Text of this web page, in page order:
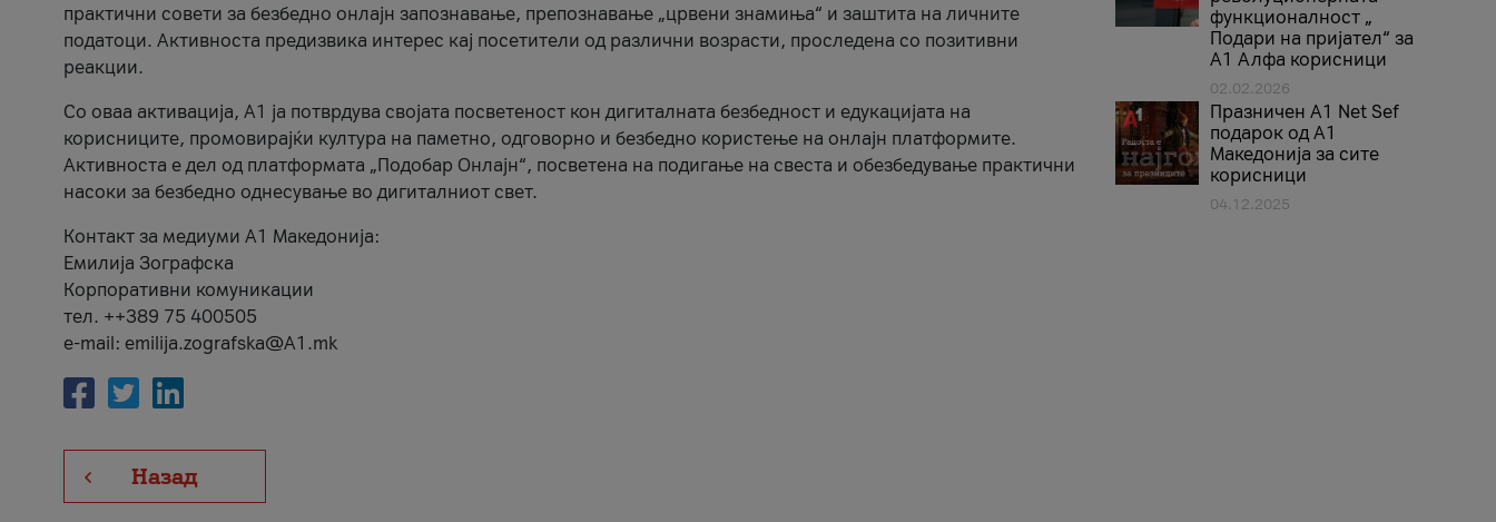
практични совети за безбедно онлајн запознавање, препознавање „црвени знамиња“ и заштита на личните
податоци. Активноста предизвика интерес кај посетители од различни возрасти, проследена со позитивни
реакции.
Со оваа активација, А1 ја потврдува својата посветеност кон дигиталната безбедност и едукацијата на
корисниците, промовирајќи култура на паметно, одговорно и безбедно користење на онлајн платформите.
Активноста е дел од платформата „Подобар Онлајн“, посветена на подигање на свеста и обезбедување практични
насоки за безбедно однесување во дигиталниот свет.
Контакт за медиуми А1 Македонија:
Емилија Зографска
Корпоративни комуникации
тел. ++389 75 400505
e-mail: emilija.zografska@A1.mk
Назад
функционалност „
Подари на пријател“ за
А1 Алфа корисници
02.02.2026
Празничен A1 Net Sеf
подарок од А1
Македонија за сите
корисници
04.12.2025